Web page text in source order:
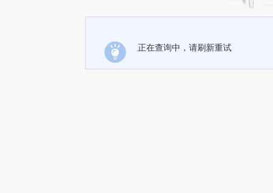
正在查询中，请刷新重试